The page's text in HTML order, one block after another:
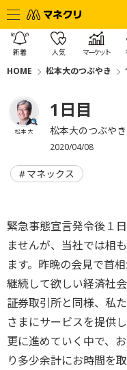
新着 人気 マーケット
HOME 松本大のつぶやき
松本 大
1日目
松本大のつぶやき
2020/04/08
マネックス
緊急事態宣言発令後１日
ませんが、当社では相も
ます。昨晩の会見で首
継続して欲しい経済社会
証券取引所と同様、 私
さまにサービスを提供し
更に進めていく中で、
り多少余計にお時間を